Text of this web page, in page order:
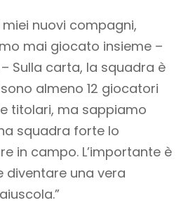
nuovi compagni,
mai giocato insieme –
Sulla carta, la squadra è
almeno 12 giocatori
titolari, ma sappiamo
squadra forte lo
in campo. L’importante è
diventare una vera